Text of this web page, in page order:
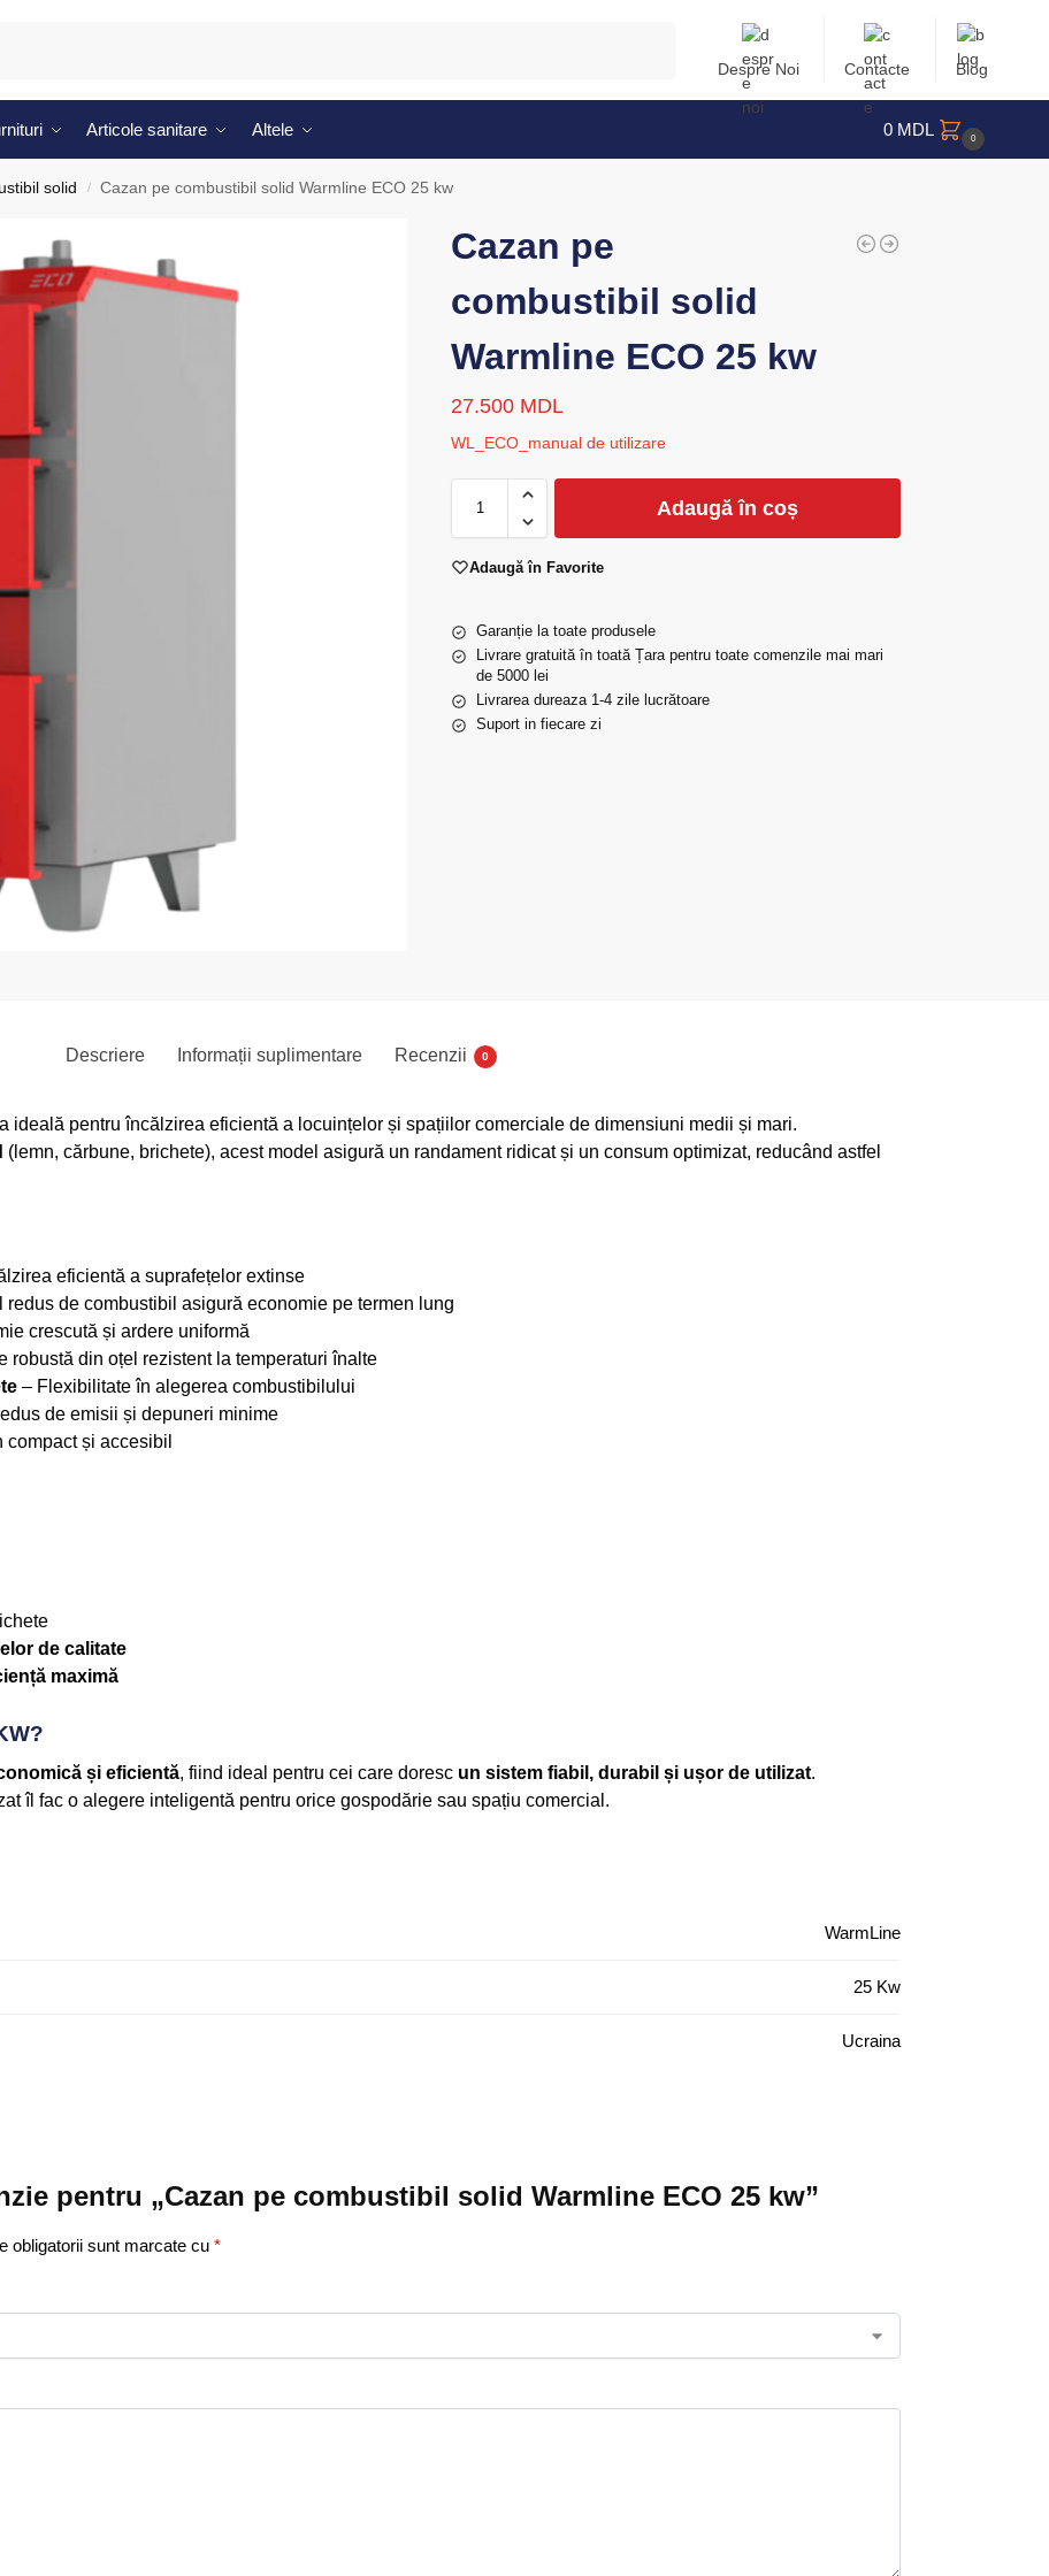
Despre Noi Contacte Blog
Articole sanitare Altele 0 MDL 0
solid / Cazan pe combustibil solid Warmline ECO 25 kw
Cazan pe
combustibil solid
Warmline ECO 25 kw
27.500 MDL
WL_ECO_manual de utilizare
Adaugă în coș
Adaugă în Favorite
Garanție la toate produsele
Livrare gratuită în toată Țara pentru toate comenzile mai mari
de 5000 lei
Livrarea dureaza 1-4 zile lucrătoare
Suport in fiecare zi
Descriere Informații suplimentare Recenzii 0
ideală pentru încălzirea eficientă a locuințelor și spațiilor comerciale de dimensiuni medii și mari.
(lemn, cărbune, brichete), acest model asigură un randament ridicat și un consum optimizat, reducând astfel
eficientă a suprafețelor extinse
de combustibil asigură economie pe termen lung
crescută și ardere uniformă
robustă din oțel rezistent la temperaturi înalte
– Flexibilitate în alegerea combustibilului
de emisii și depuneri minime
și accesibil
de calitate
maximă
și eficientă, fiind ideal pentru cei care doresc un sistem fiabil, durabil și ușor de utilizat.
îl fac o alegere inteligentă pentru orice gospodărie sau spațiu comercial.
WarmLine
25 Kw
Ucraina
pentru „Cazan pe combustibil solid Warmline ECO 25 kw”
obligatorii sunt marcate cu *